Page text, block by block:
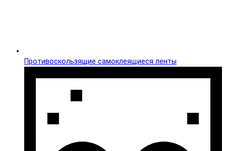
Противоскользящие самоклеящиеся ленты